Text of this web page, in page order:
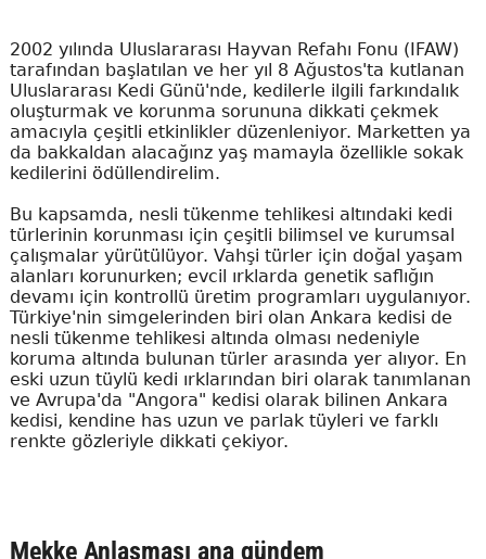
2002 yılında Uluslararası Hayvan Refahı Fonu (IFAW)
tarafından başlatılan ve her yıl 8 Ağustos'ta kutlanan
Uluslararası Kedi Günü'nde, kedilerle ilgili farkındalık
oluşturmak ve korunma sorununa dikkati çekmek
amacıyla çeşitli etkinlikler düzenleniyor. Marketten ya
da bakkaldan alacağınz yaş mamayla özellikle sokak
kedilerini ödüllendirelim.
Bu kapsamda, nesli tükenme tehlikesi altındaki kedi
türlerinin korunması için çeşitli bilimsel ve kurumsal
çalışmalar yürütülüyor. Vahşi türler için doğal yaşam
alanları korunurken; evcil ırklarda genetik saflığın
devamı için kontrollü üretim programları uygulanıyor.
Türkiye'nin simgelerinden biri olan Ankara kedisi de
nesli tükenme tehlikesi altında olması nedeniyle
koruma altında bulunan türler arasında yer alıyor. En
eski uzun tüylü kedi ırklarından biri olarak tanımlanan
ve Avrupa'da "Angora" kedisi olarak bilinen Ankara
kedisi, kendine has uzun ve parlak tüyleri ve farklı
renkte gözleriyle dikkati çekiyor.
Mekke Anlaşması ana gündem